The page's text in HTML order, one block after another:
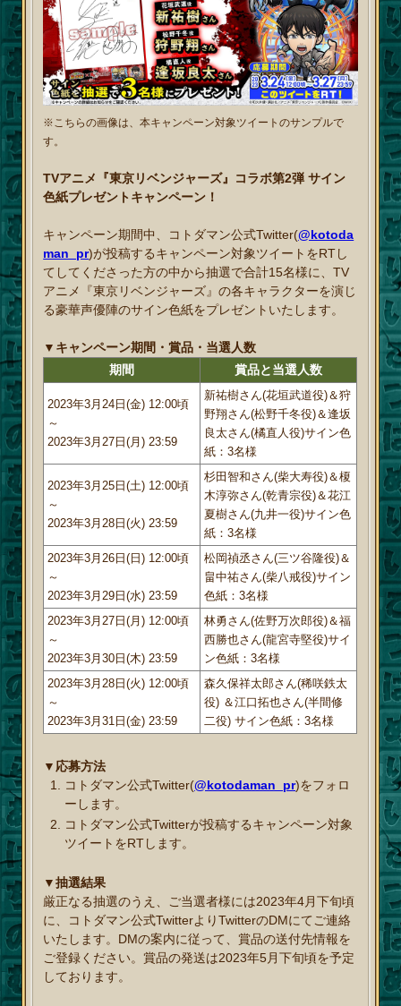
※こちらの画像は、本キャンペーン対象ツイートのサンプルで
す。
TVアニメ『東京リベンジャーズ』コラボ第2弾 サイン
色紙プレゼントキャンペーン！
キャンペーン期間中、コトダマン公式Twitter(@kotoda
man_pr)が投稿するキャンペーン対象ツイートをRTし
てしてくださった方の中から抽選で合計15名様に、TV
アニメ『東京リベンジャーズ』の各キャラクターを演じ
る豪華声優陣のサイン色紙をプレゼントいたします。
▼キャンペーン期間・賞品・当選人数
期間
賞品と当選人数
2023年3月24日(金) 12:00頃
～
2023年3月27日(月) 23:59
新祐樹さん(花垣武道役)＆狩
野翔さん(松野千冬役)＆逢坂
良太さん(橘直人役)サイン色
紙：3名様
2023年3月25日(土) 12:00頃
～
2023年3月28日(火) 23:59
杉田智和さん(柴大寿役)＆榎
木淳弥さん(乾青宗役)＆花江
夏樹さん(九井一役)サイン色
紙：3名様
2023年3月26日(日) 12:00頃
～
2023年3月29日(水) 23:59
松岡禎丞さん(三ツ谷隆役)＆
畠中祐さん(柴八戒役)サイン
色紙：3名様
2023年3月27日(月) 12:00頃
～
2023年3月30日(木) 23:59
林勇さん(佐野万次郎役)＆福
西勝也さん(龍宮寺堅役)サイ
ン色紙：3名様
2023年3月28日(火) 12:00頃
～
2023年3月31日(金) 23:59
森久保祥太郎さん(稀咲鉄太
役) ＆江口拓也さん(半間修
二役) サイン色紙：3名様
▼応募方法
コトダマン公式Twitter(@kotodaman_pr)をフォロ
ーします。
コトダマン公式Twitterが投稿するキャンペーン対象
ツイートをRTします。
▼抽選結果
厳正なる抽選のうえ、ご当選者様には2023年4月下旬頃
に、コトダマン公式TwitterよりTwitterのDMにてご連絡
いたします。DMの案内に従って、賞品の送付先情報を
ご登録ください。賞品の発送は2023年5月下旬頃を予定
しております。